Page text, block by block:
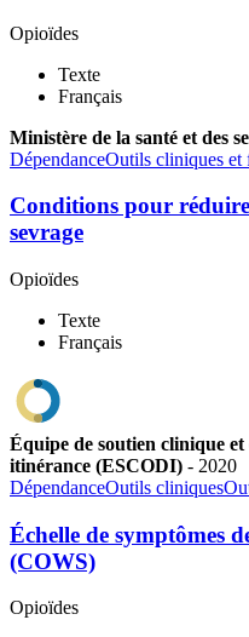
Opioïdes
Texte
Français
Ministère de la santé et des
DépendanceOutils cliniques et
Conditions pour réduire
sevrage
Opioïdes
Texte
Français
Équipe de soutien clinique
itinérance (ESCODI) - 2020
DépendanceOutils cliniques
Échelle de symptômes
(COWS)
Opioïdes